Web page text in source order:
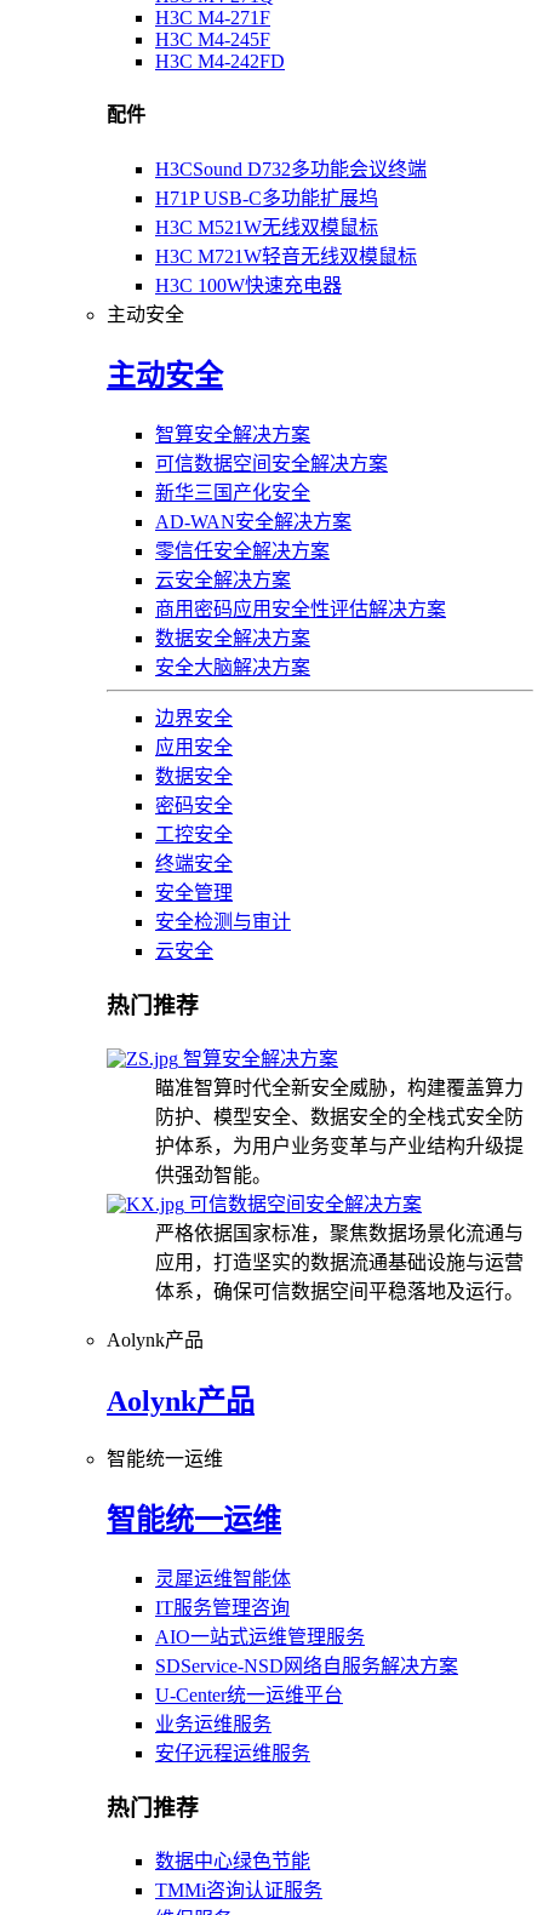
H3C M4-271F
H3C M4-245F
H3C M4-242FD
配件
H3CSound D732多功能会议终端
H71P USB-C多功能扩展坞
H3C M521W无线双模鼠标
H3C M721W轻音无线双模鼠标
H3C 100W快速充电器
主动安全
主动安全
智算安全解决方案
可信数据空间安全解决方案
新华三国产化安全
AD-WAN安全解决方案
零信任安全解决方案
云安全解决方案
商用密码应用安全性评估解决方案
数据安全解决方案
安全大脑解决方案
边界安全
应用安全
数据安全
密码安全
工控安全
终端安全
安全管理
安全检测与审计
云安全
热门推荐
智算安全解决方案
瞄准智算时代全新安全威胁，构建覆盖算力
防护、模型安全、数据安全的全栈式安全防
护体系，为用户业务变革与产业结构升级提
供强劲智能。
可信数据空间安全解决方案
严格依据国家标准，聚焦数据场景化流通与
应用，打造坚实的数据流通基础设施与运营
体系，确保可信数据空间平稳落地及运行。
Aolynk产品
Aolynk产品
智能统一运维
智能统一运维
灵犀运维智能体
IT服务管理咨询
AIO一站式运维管理服务
SDService-NSD网络自服务解决方案
U-Center统一运维平台
业务运维服务
安仔远程运维服务
热门推荐
数据中心绿色节能
TMMi咨询认证服务